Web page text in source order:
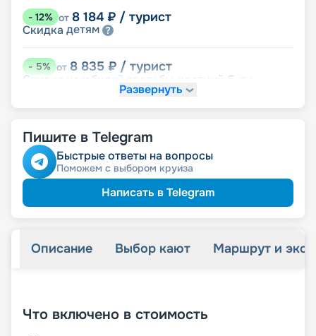
- 12% от 8 184 ₽ / турист
Скидка детям
-5% от 8 835 ₽ / турист
Скидка на юбилей свадьбы, кратный 5-ти
Развернуть
Пишите в Telegram
Быстрые ответы на вопросы
Поможем с выбором круиза
Написать в Telegram
Описание Выбор кают Маршрут и
Что включено в стоимость